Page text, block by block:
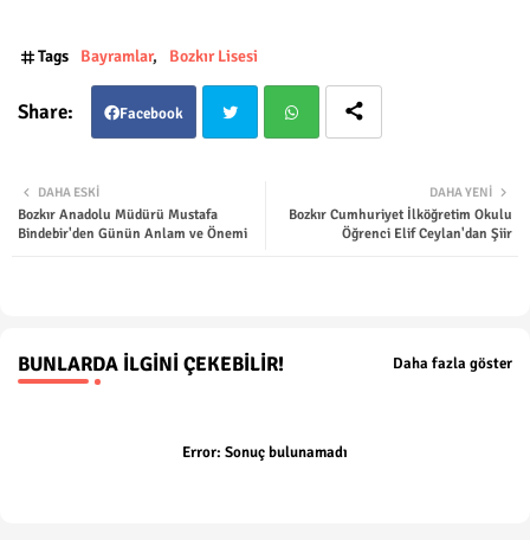
Tags Bayramlar Bozkır Lisesi
Facebook
tsap
DAHA YENI
Bozkır Cumhuriyet İlköğretim Okulu
Öğrenci Elif Ceylan'dan Şiir
DAHA ESKI
Bozkır Anadolu Müdürü Mustafa
Bindebir'den Günün Anlam ve Önemi
BUNLARDA İLGINI ÇEKEBILIR! Daha fazla göster
Error: Sonuç bulunamadı